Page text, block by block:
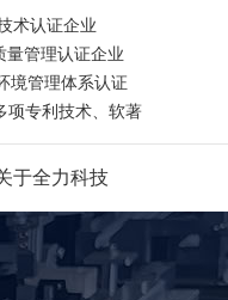
术认证企业
量管理认证企业
境管理体系认证
项专利技术、软著
于全力科技